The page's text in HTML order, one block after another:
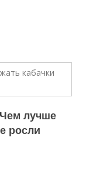
лучше
росли